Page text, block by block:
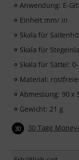
Anwendung: E-
Einheit mm/ in
Skala für
Skala für
Skala für Sättel:
Material:
Abmessung: 90 x
Gewicht: 21 g
30 30 Tage